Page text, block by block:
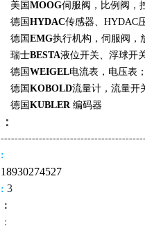
美国 MOOG伺服阀，比例阀，
德国 HYDAC传感器、 HYDAC
德国 EMG执行机构，伺服阀，
瑞士BESTA液位开关、浮球开
德国 WEIGEL电流表，电压表
德国 KOBOLD流量计，流量开
德国 KUBLER编码器
：
-------------------------------------
:
18930274527
: 3
：
：